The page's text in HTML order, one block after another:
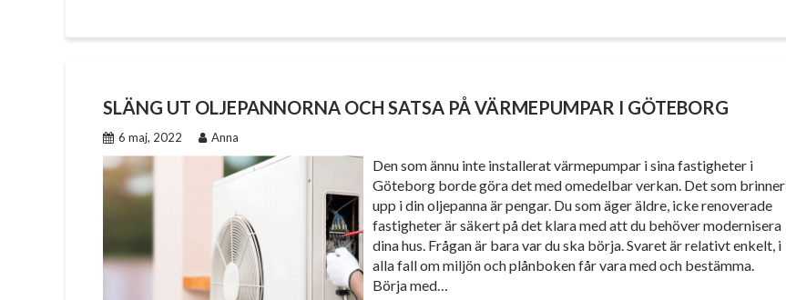
SLÄNG UT OLJEPANNORNA OCH SATSA PÅ VÄRMEPUMPAR I GÖTEBORG
6 maj, 2022 Anna
Den som ännu inte installerat värmepumpar i sina fastigheter i
Göteborg borde göra det med omedelbar verkan. Det som brinner
upp i din oljepanna är pengar. Du som äger äldre, icke renoverade
fastigheter är säkert på det klara med att du behöver modernisera
dina hus. Frågan är bara var du ska börja. Svaret är relativt enkelt, i
alla fall om miljön och plånboken får vara med och bestämma.
Börja med…